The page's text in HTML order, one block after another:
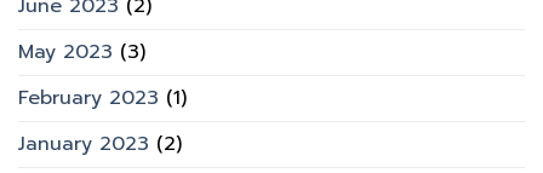
May 2023 (3)
February 2023 (1)
January 2023 (2)